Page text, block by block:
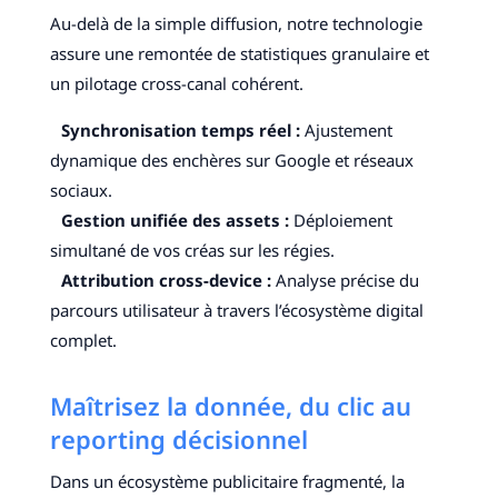
Au-delà de la simple diffusion, notre technologie
assure une remontée de statistiques granulaire et
un pilotage cross-canal cohérent.
Synchronisation temps réel : Ajustement
dynamique des enchères sur Google et réseaux
sociaux.
Gestion unifiée des assets : Déploiement
simultané de vos créas sur les régies.
Attribution cross-device : Analyse précise du
parcours utilisateur à travers l’écosystème digital
complet.
Maîtrisez la donnée, du clic au
reporting décisionnel
Dans un écosystème publicitaire fragmenté, la